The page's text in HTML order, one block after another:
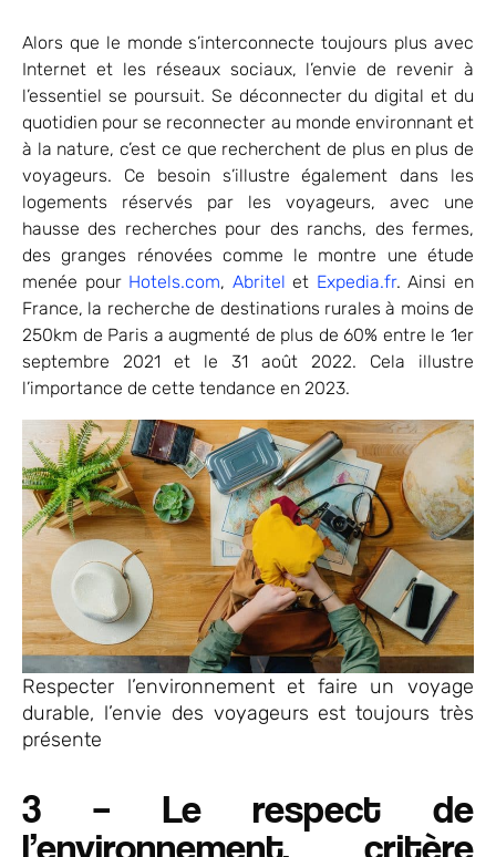
Alors que le monde s’interconnecte toujours plus avec
Internet et les réseaux sociaux, l’envie de revenir à
l’essentiel se poursuit. Se déconnecter du digital et du
quotidien pour se reconnecter au monde environnant et
à la nature, c’est ce que recherchent de plus en plus de
voyageurs. Ce besoin s’illustre également dans les
logements réservés par les voyageurs, avec une
hausse des recherches pour des ranchs, des fermes,
des granges rénovées comme le montre une étude
menée pourHotels.com, Abritel et Expedia.fr. Ainsi en
France, la recherche de destinations rurales à moins de
250km de Paris a augmenté de plus de 60% entre le 1er
septembre 2021 et le 31 août 2022. Cela illustre
l’importance de cette tendance en 2023.
Respecter l’environnement et faire un voyage
durable, l’envie des voyageurs est toujours très
présente
3 – Le respect de
l’environnement, critère